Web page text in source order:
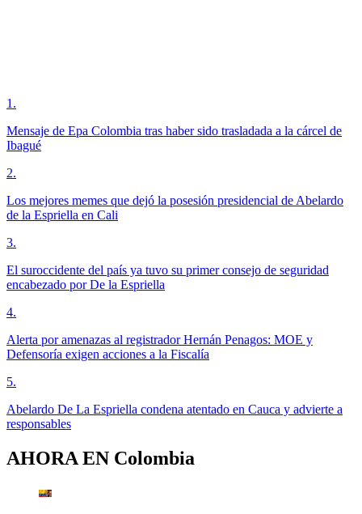
1 .
Mensaje de Epa Colombia tras haber sido trasladada a la cárcel de
Ibagué
2.
Los mejores memes que dejó la posesión presidencial de Abelardo
de la Espriella en Cali
3.
El suroccidente del país ya tuvo su primer consejo de seguridad
encabezado por De la Espriella
4.
Alerta por amenazas al registrador Hernán Penagos: MOE y
Defensoría exigen acciones a la Fiscalía
5.
Abelardo De La Espriella condena atentado en Cauca y advierte a
responsables
AHORA EN Colombia